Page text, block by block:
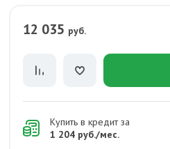
12 035 руб.
Купить в кредит за
1 204 руб./мес.